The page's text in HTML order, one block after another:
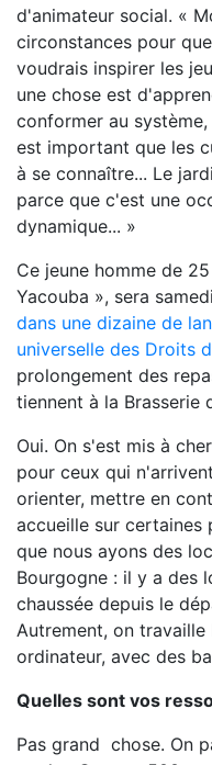
d'animateur social. «
circonstances pour
voudrais inspirer les
une chose est
conformer au
est important que les
à se connaître... Le
parce que c'est une
dynamique... »
Ce jeune homme de
Yacouba », sera
dans une dizaine de
universelle des Droits
prolongement des
tiennent à la Brasserie
Oui. On s'est mis à
pour ceux qui
orienter, mettre en
accueille sur certaines
que nous ayons des
Bourgogne : il y a des
chaussée depuis le
Autrement, on
ordinateur, avec des
Quelles sont vos
Pas grand chose. On